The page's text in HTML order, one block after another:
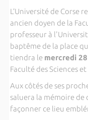
L’Université de Corse
ancien doyen de la
professeur à
baptême de la place
tiendra le mercredi
Faculté des Sciences
Aux côtés de ses
saluera la mémoire
façonner ce lieu